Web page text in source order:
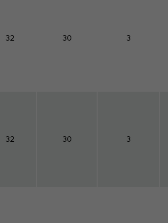
32 30 3
32 30 3